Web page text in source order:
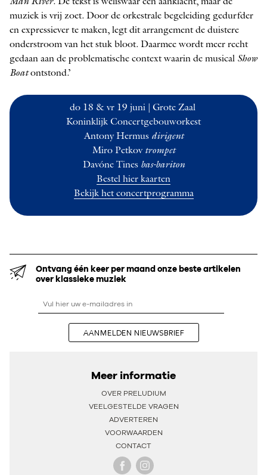
muziek is vrij zoet. Door de orkestrale begeleiding gedurfder
en expressiever te maken, legt dit arrangement de duistere
onderstroom van het stuk bloot. Daarmee wordt meer recht
gedaan aan de problematische context waarin de musical Show
Boatontstond.’
do 18 & vr 19 juni | Gro­te Zaal ­
Konink­lijk Concertgebouworkest
Antony Her­mus diri­gent
Miro Pet­kov tro­mpet
Davóne Ti­nes bas-bari­ton
Bestel hier kaarten
Bekijk het concertprogramma
Ontvang één keer per maand onze beste artikelen
over klassieke muziek
AANMELDEN NIEUWSBRIEF
Meer informatie
OVER PRELUDIUM
VEELGESTELDE VRAGEN
ADVERTEREN
VOORWAARDEN
CONTACT